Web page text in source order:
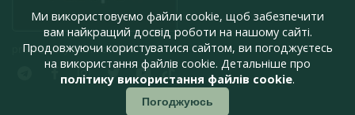
press@armyinform.com.ua
Ми використовуємо файли cookie, щоб забезпечити
вам найкращий досвід роботи на нашому сайті.
Продовжуючи користуватися сайтом, ви погоджуєтесь
на використання файлів cookie. Детальніше про
політику використання файлів cookie.
Погоджуюсь